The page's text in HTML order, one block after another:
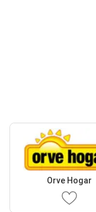
Orve Hogar